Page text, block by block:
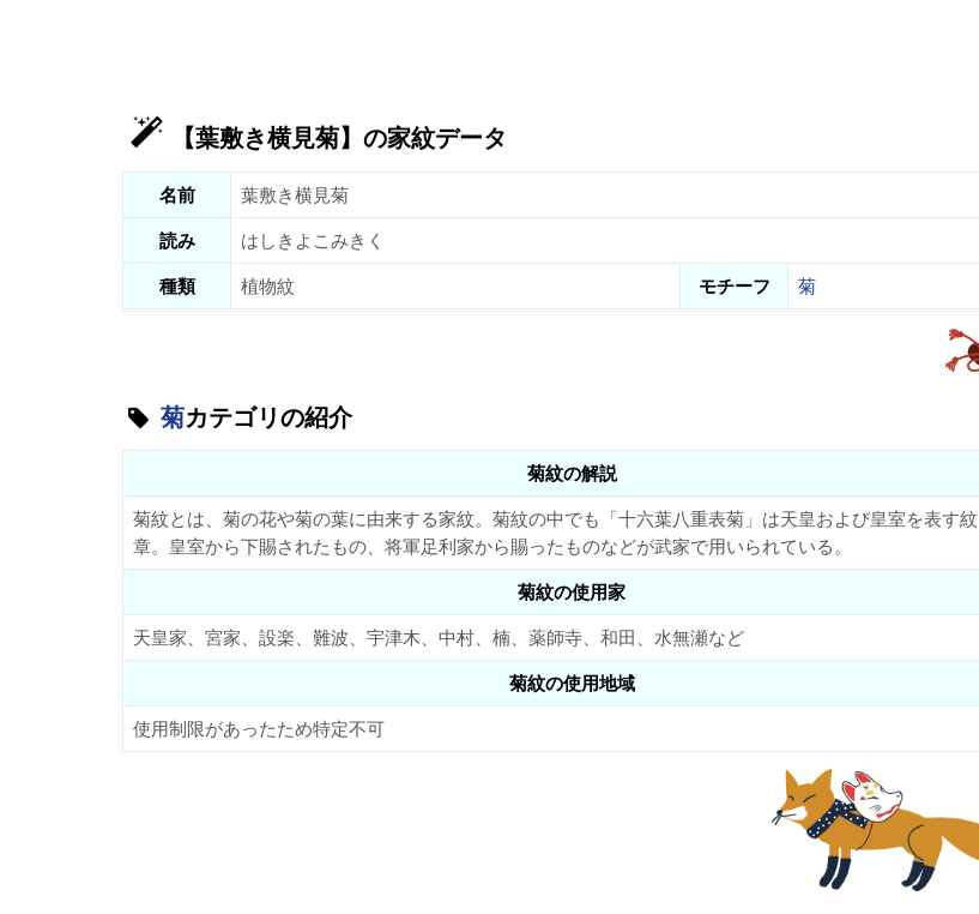
【葉敷き横見菊】の家紋データ
名前
葉敷き横見菊
読み
はしきよこみきく
種類
植物紋 モチーフ 菊
菊カテゴリの紹介
菊紋の解説
菊紋とは、菊の花や菊の葉に由来する家紋。菊紋の中でも「十六葉八重表菊」は天皇および皇室を表す紋
章。皇室から下賜されたもの、将軍足利家から賜ったものなどが武家で用いられている。
菊紋の使用家
天皇家、宮家、設楽、難波、宇津木、中村、楠、薬師寺、和田、水無瀬など
菊紋の使用地域
使用制限があったため特定不可